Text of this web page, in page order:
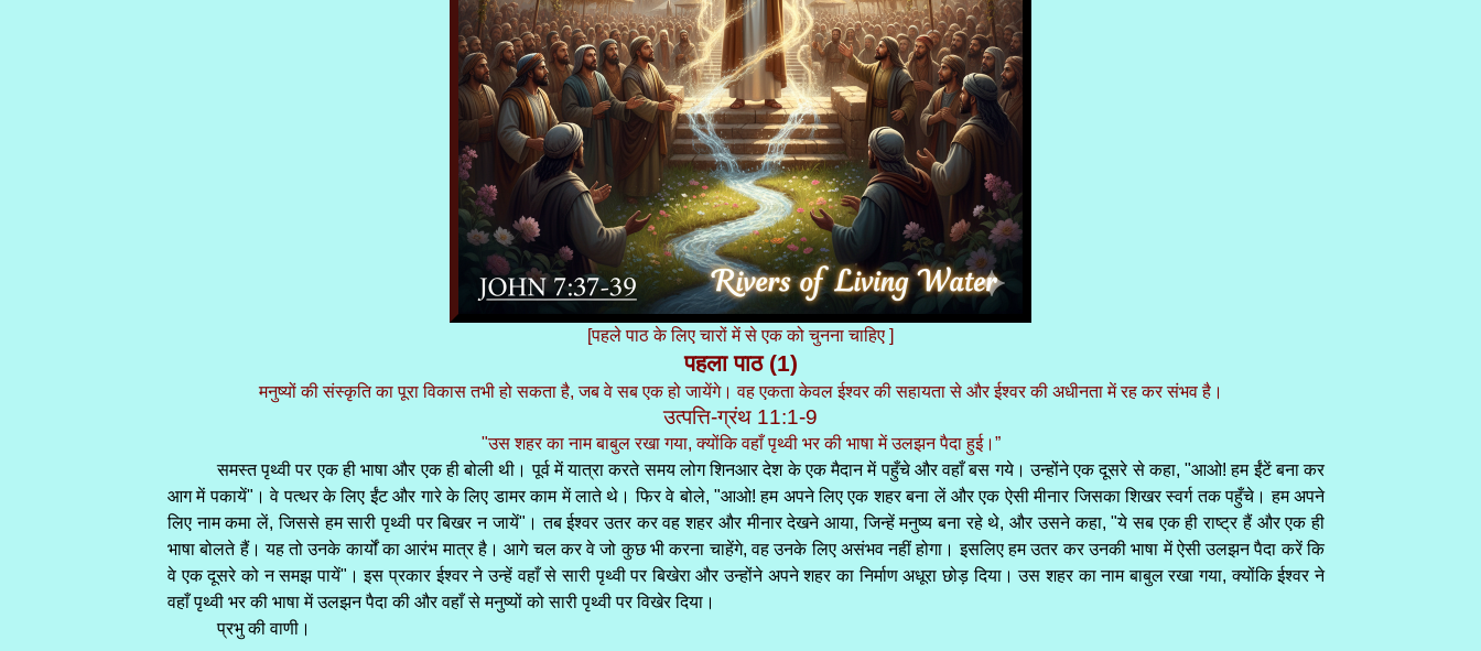
[पहले पाठ के लिए चारों में से एक को चुनना चाहिए ]
पहला पाठ (1)
मनुष्यों की संस्कृति का पूरा विकास तभी हो सकता है, जब वे सब एक हो जायेंगे। वह एकता केवल ईश्वर की सहायता से और ईश्वर की अधीनता में रह कर संभव है।
उत्पत्ति-ग्रंथ 11:1-9
"उस शहर का नाम बाबुल रखा गया, क्योंकि वहाँ पृथ्वी भर की भाषा में उलझन पैदा हुई।”
समस्त पृथ्वी पर एक ही भाषा और एक ही बोली थी। पूर्व में यात्रा करते समय लोग शिनआर देश के एक मैदान में पहुँचे और वहाँ बस गये। उन्होंने एक दूसरे से कहा, "आओ! हम ईंटें बना कर
आग में पकायें"। वे पत्थर के लिए ईंट और गारे के लिए डामर काम में लाते थे। फिर वे बोले, "आओ! हम अपने लिए एक शहर बना लें और एक ऐसी मीनार जिसका शिखर स्वर्ग तक पहुँचे। हम अपने
लिए नाम कमा लें, जिससे हम सारी पृथ्वी पर बिखर न जायें"। तब ईश्वर उतर कर वह शहर और मीनार देखने आया, जिन्हें मनुष्य बना रहे थे, और उसने कहा, "ये सब एक ही राष्ट्र हैं और एक ही
भाषा बोलते हैं। यह तो उनके कार्यों का आरंभ मात्र है। आगे चल कर वे जो कुछ भी करना चाहेंगे, वह उनके लिए असंभव नहीं होगा। इसलिए हम उतर कर उनकी भाषा में ऐसी उलझन पैदा करें कि
वे एक दूसरे को न समझ पायें"। इस प्रकार ईश्वर ने उन्हें वहाँ से सारी पृथ्वी पर बिखेरा और उन्होंने अपने शहर का निर्माण अधूरा छोड़ दिया। उस शहर का नाम बाबुल रखा गया, क्योंकि ईश्वर ने
वहाँ पृथ्वी भर की भाषा में उलझन पैदा की और वहाँ से मनुष्यों को सारी पृथ्वी पर विखेर दिया।
प्रभु की वाणी।